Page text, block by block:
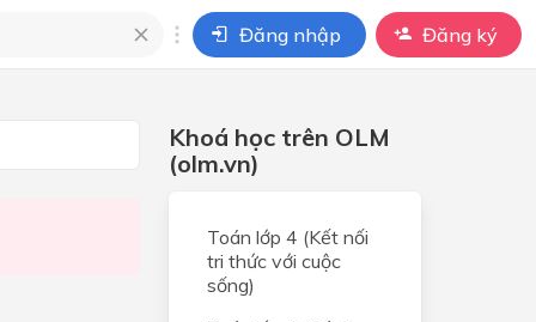
Đăng nhập Đăng ký
BÀI HỌC
Khoá học trên OLM
(olm.vn)
Toán lớp 4 (Kết nối
tri thức với cuộc
sống)